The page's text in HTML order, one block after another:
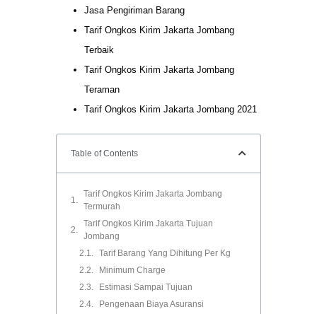
Jasa Pengiriman Barang
Tarif Ongkos Kirim Jakarta Jombang
Terbaik
Tarif Ongkos Kirim Jakarta Jombang
Teraman
Tarif Ongkos Kirim Jakarta Jombang 2021
Table of Contents
Tarif Ongkos Kirim Jakarta Jombang
Termurah
Tarif Ongkos Kirim Jakarta Tujuan
Jombang
Tarif Barang Yang Dihitung Per Kg
Minimum Charge
Estimasi Sampai Tujuan
Pengenaan Biaya Asuransi